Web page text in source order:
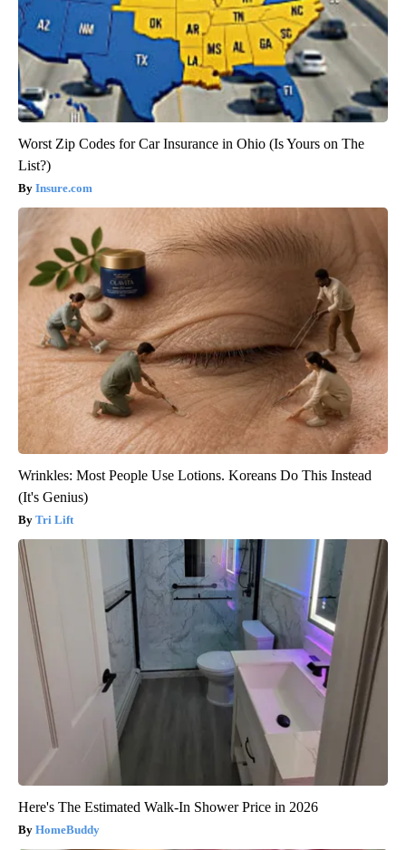
Worst Zip Codes for Car Insurance in Ohio (Is Yours on The
List?)
Insure.com
Wrinkles: Most People Use Lotions. Koreans Do This Instead
(It's Genius)
Tri Lift
Here's The Estimated Walk-In Shower Price in 2026
HomeBuddy